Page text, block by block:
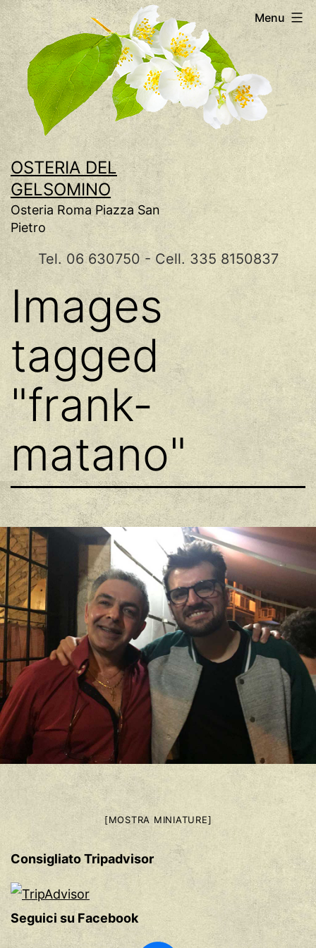
Salta
al
contenuto
OSTERIA DEL
GELSOMINO
Osteria Roma Piazza San
Pietro
Menu
Tel. 06 630750 - Cell. 335 8150837
Images
tagged
"frank-
matano"
[MOSTRA MINIATURE]
Consigliato Tripadvisor
Seguici su Facebook